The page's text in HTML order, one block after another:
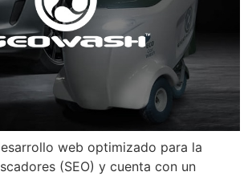
web optimizado para la
(SEO) y cuenta con un